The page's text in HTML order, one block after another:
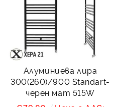
Алуминиева лира
300(260)/900 Standart-
черен мат 515W